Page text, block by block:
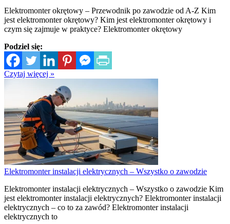
Elektromonter okrętowy – Przewodnik po zawodzie od A-Z Kim
jest elektromonter okrętowy? Kim jest elektromonter okrętowy i
czym się zajmuje w praktyce? Elektromonter okrętowy
Podziel się:
Czytaj więcej »
Elektromonter instalacji elektrycznych – Wszystko o zawodzie
Elektromonter instalacji elektrycznych – Wszystko o zawodzie Kim
jest elektromonter instalacji elektrycznych? Elektromonter instalacji
elektrycznych – co to za zawód? Elektromonter instalacji
elektrycznych to